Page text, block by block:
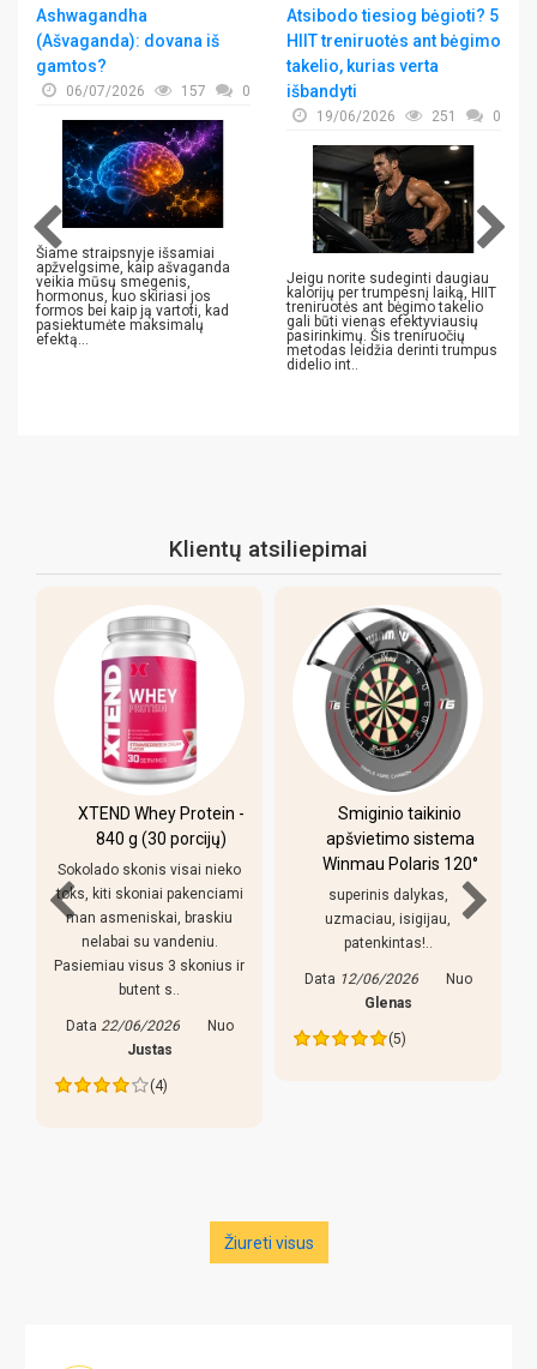
Ashwagandha
(Ašvaganda): dovana iš
gamtos?
06/07/2026 157 0
Šiame straipsnyje išsamiai
apžvelgsime, kaip ašvaganda
veikia mūsų smegenis,
hormonus, kuo skiriasi jos
formos bei kaip ją vartoti, kad
pasiektumėte maksimalų
efektą...
Atsibodo tiesiog bėgioti? 5
HIIT treniruotės ant bėgimo
takelio, kurias verta
išbandyti
19/06/2026 251 0
Jeigu norite sudeginti daugiau
kalorijų per trumpesnį laiką, HIIT
treniruotės ant bėgimo takelio
gali būti vienas efektyviausių
pasirinkimų. Šis treniruočių
metodas leidžia derinti trumpus
didelio int..
Klientų atsiliepimai
XTEND Whey Protein -
840 g (30 porcijų)
Sokolado skonis visai nieko
toks, kiti skoniai pakenciami
man asmeniskai, braskiu
nelabai su vandeniu.
Pasiemiau visus 3 skonius ir
butent s..
Data22/06/2026
Justas
(4)
Smiginio taikinio
apšvietimo sistema
Winmau Polaris 120°
superinis dalykas,
uzmaciau, isigijau,
patenkintas!..
Data12/06/2026
Glenas
(5)
Žiureti visus